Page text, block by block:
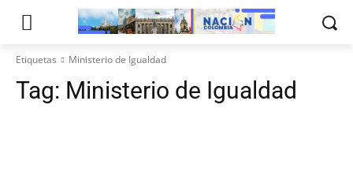
Etiquetas Ministerio de Igualdad
Tag: Ministerio de Igualdad